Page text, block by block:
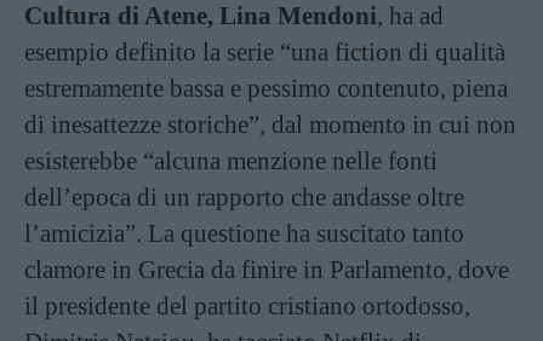
Cultura di Atene, Lina Mendoni, ha ad
esempio definito la serie “una fiction di qualità
estremamente bassa e pessimo contenuto, piena
di inesattezze storiche”, dal momento in cui non
esisterebbe “alcuna menzione nelle fonti
dell’epoca di un rapporto che andasse oltre
l’amicizia”. La questione ha suscitato tanto
clamore in Grecia da finire in Parlamento, dove
il presidente del partito cristiano ortodosso,